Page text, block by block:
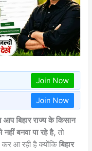
Join Now
Join Now
बिहार राज्य के किसान
बनवा पा रहे है, तो
आ रही है क्योंकि बिहार